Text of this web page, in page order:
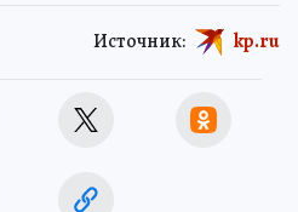
Источник: kp.ru